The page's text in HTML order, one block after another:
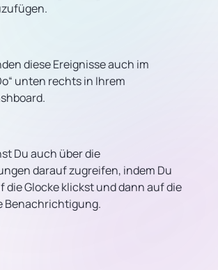
diese Ereignisse auch im
unten rechts in Ihrem
Du auch über die
darauf zugreifen, indem Du
die Glocke klickst und dann auf die
Benachrichtigung.